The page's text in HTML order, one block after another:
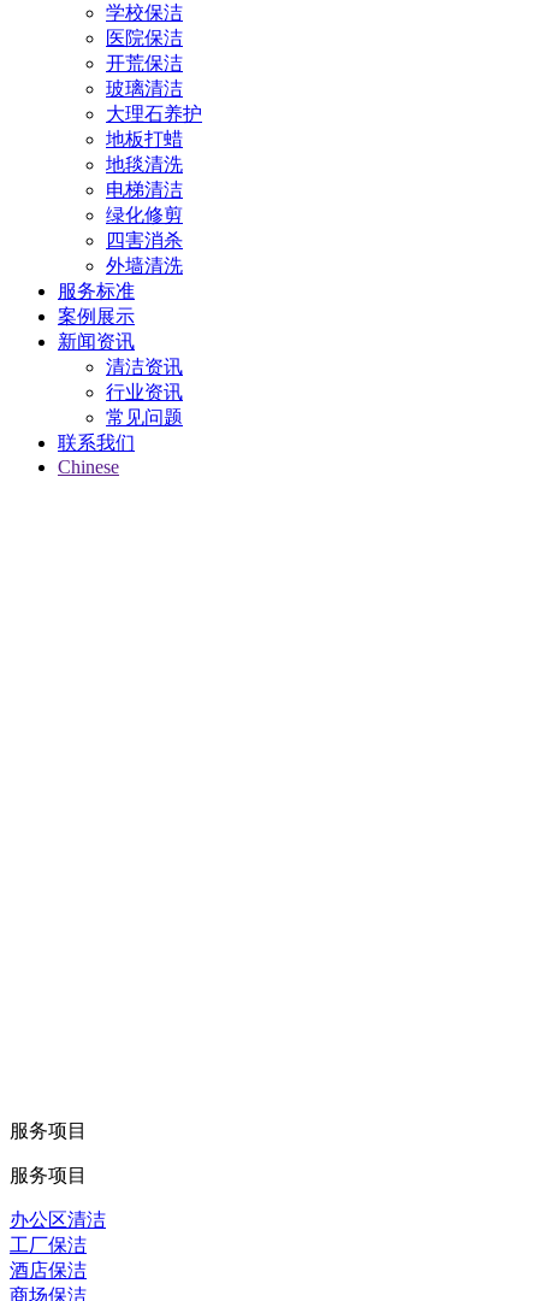
学校保洁
医院保洁
开荒保洁
玻璃清洁
大理石养护
地板打蜡
地毯清洗
电梯清洁
绿化修剪
四害消杀
外墙清洗
服务标准
案例展示
新闻资讯
清洁资讯
行业资讯
常见问题
联系我们
Chinese
服务项目
服务项目
办公区清洁
工厂保洁
酒店保洁
商场保洁